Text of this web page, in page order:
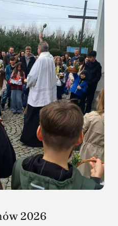
2026